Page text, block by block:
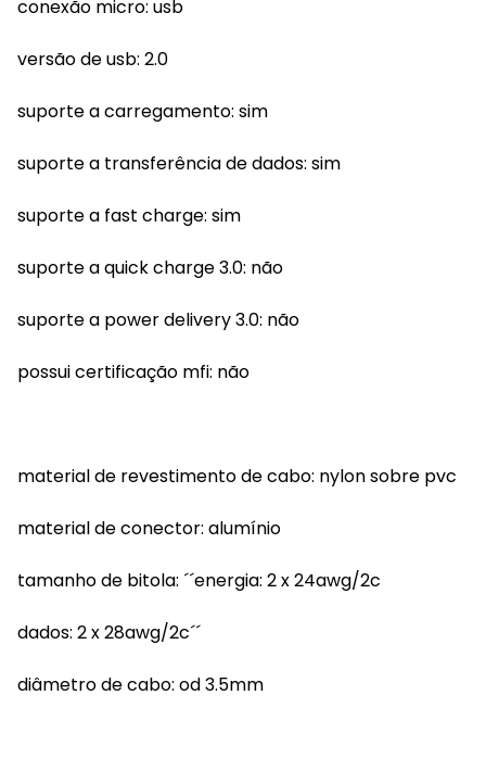
conexão micro: usb
versão de usb: 2.0
suporte a carregamento: sim
suporte a transferência de dados: sim
suporte a fast charge: sim
suporte a quick charge 3.0: não
suporte a power delivery 3.0: não
possui certificação mfi: não
material de revestimento de cabo: nylon sobre pvc
material de conector: alumínio
tamanho de bitola: ´´energia: 2 x 24awg/2c
dados: 2 x 28awg/2c´´
diâmetro de cabo: od 3.5mm